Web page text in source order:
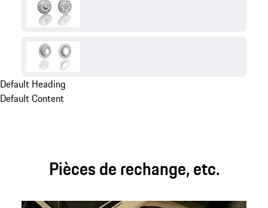
Default Heading
Default Content
Pièces de rechange, etc.